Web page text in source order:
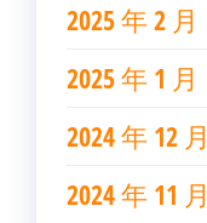
2025 年 2 月
2025 年 1 月
2024 年 12 月
2024 年 11 月